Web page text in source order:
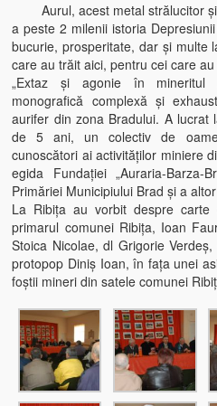
Aurul, acest metal strălucitor şi
a peste 2 milenii istoria
bucurie, prosperitate, dar şi multe
care au trăit aici, pentru cei care
„Extaz şi agonie în mineritul
monografică complexă şi
aurifer din zona Bradului. A lucrat
de 5 ani, un colectiv de
cunoscători ai activităţilor miniere
egida Fundaţiei „Auraria-
Primăriei Municipiului Brad şi a
La Ribiţa au vorbit despre
primarul comunei Ribiţa, Ioan
Stoica Nicolae, dl Grigorie
protopop Diniş Ioan, în faţa unei
foştii mineri din satele comunei